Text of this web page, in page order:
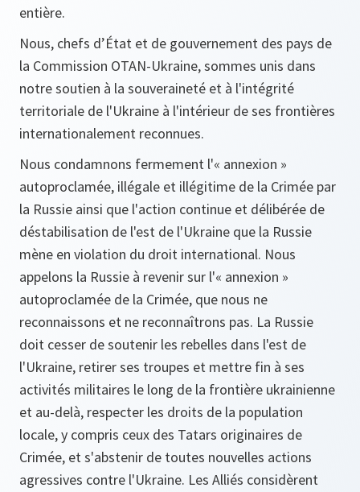
entière.
Nous, chefs d’État et de gouvernement des pays de
la Commission OTAN-Ukraine, sommes unis dans
notre soutien à la souveraineté et à l'intégrité
territoriale de l'Ukraine à l'intérieur de ses frontières
internationalement reconnues.
Nous condamnons fermement l'« annexion »
autoproclamée, illégale et illégitime de la Crimée par
la Russie ainsi que l'action continue et délibérée de
déstabilisation de l'est de l'Ukraine que la Russie
mène en violation du droit international. Nous
appelons la Russie à revenir sur l'« annexion »
autoproclamée de la Crimée, que nous ne
reconnaissons et ne reconnaîtrons pas. La Russie
doit cesser de soutenir les rebelles dans l'est de
l'Ukraine, retirer ses troupes et mettre fin à ses
activités militaires le long de la frontière ukrainienne
et au-delà, respecter les droits de la population
locale, y compris ceux des Tatars originaires de
Crimée, et s'abstenir de toutes nouvelles actions
agressives contre l'Ukraine. Les Alliés considèrent